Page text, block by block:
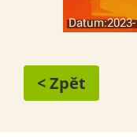
< Zpět